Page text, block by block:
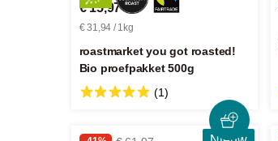
€ 15,97
€ 31,94 / 1kg
roastmarket you got roasted!
Bio proefpakket 500g
(1)